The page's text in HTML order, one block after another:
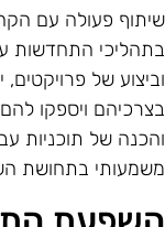
פעולה עם
התחדשות
של פרויקטים,
ויספקו
של תוכניות
בתחושת